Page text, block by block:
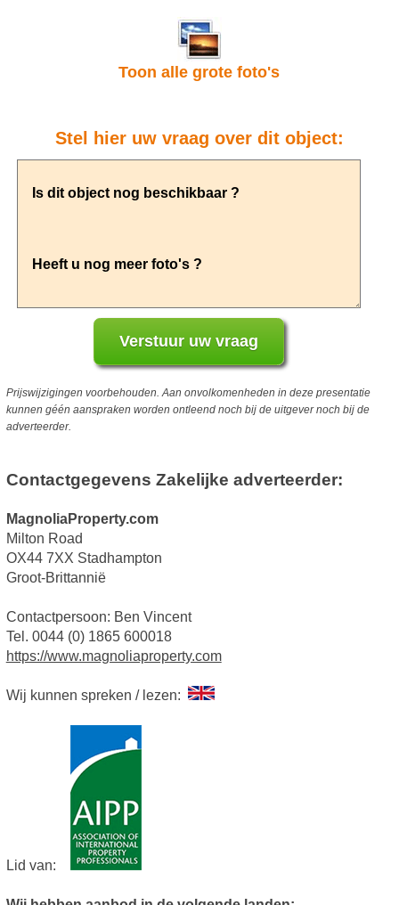
Toon alle grote foto's
Stel hier uw vraag over dit object:
Prijswijzigingen voorbehouden. Aan onvolkomenheden in deze presentatie
kunnen géén aanspraken worden ontleend noch bij de uitgever noch bij de
adverteerder.
Contactgegevens Zakelijke adverteerder:
MagnoliaProperty.com
Milton Road
OX44 7XX Stadhampton
Groot-Brittannië
Contactpersoon: Ben Vincent
Tel. 0044 (0) 1865 600018
https://www.magnoliaproperty.com
Wij kunnen spreken / lezen:
Lid van: